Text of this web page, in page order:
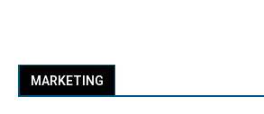
MARKETING